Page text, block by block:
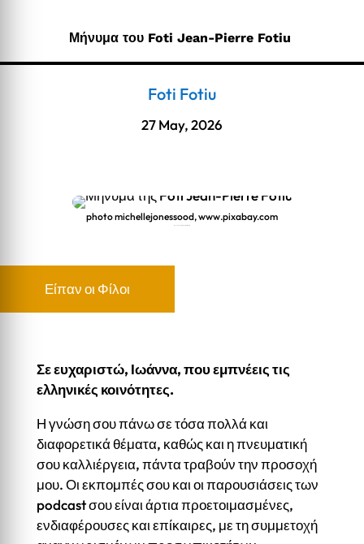
Μήνυμα του Foti Jean-Pierre Fotiu
Foti Fotiu
27 May, 2026
photo michellejonessood, www.pixabay.com
Είπαν οι Φίλοι
Σε ευχαριστώ, Ιωάννα, που εμπνέεις τις
ελληνικές κοινότητες.
Η γνώση σου πάνω σε τόσα πολλά και
διαφορετικά θέματα, καθώς και η πνευματική
σου καλλιέργεια, πάντα τραβούν την προσοχή
μου. Οι εκπομπές σου και οι παρουσιάσεις των
podcast σου είναι άρτια προετοιμασμένες,
ενδιαφέρουσες και επίκαιρες, με τη συμμετοχή